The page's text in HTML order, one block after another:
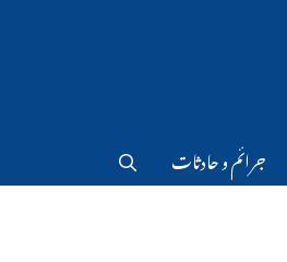
جرائم و حادثات